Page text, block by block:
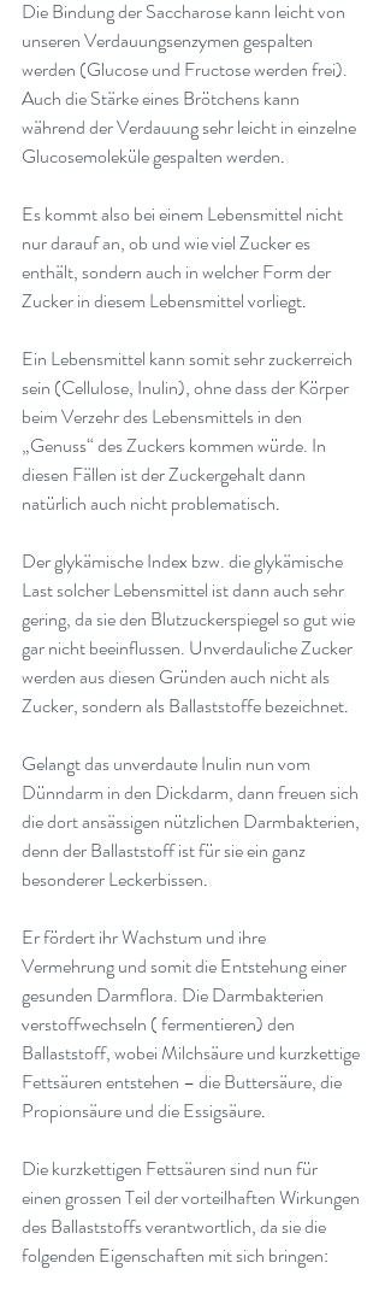
Die Bindung der Saccharose kann leicht von
unseren Verdauungsenzymen gespalten
werden (Glucose und Fructose werden frei).
Auch die Stärke eines Brötchens kann
während der Verdauung sehr leicht in einzelne
Glucosemoleküle gespalten werden.
Es kommt also bei einem Lebensmittel nicht
nur darauf an, ob und wie viel Zucker es
enthält, sondern auch in welcher Form der
Zucker in diesem Lebensmittel vorliegt.
Ein Lebensmittel kann somit sehr zuckerreich
sein (Cellulose, Inulin), ohne dass der Körper
beim Verzehr des Lebensmittels in den
„Genuss“ des Zuckers kommen würde. In
diesen Fällen ist der Zuckergehalt dann
natürlich auch nicht problematisch.
Der glykämische Index bzw. die glykämische
Last solcher Lebensmittel ist dann auch sehr
gering, da sie den Blutzuckerspiegel so gut wie
gar nicht beeinflussen. Unverdauliche Zucker
werden aus diesen Gründen auch nicht als
Zucker, sondern als Ballaststoffe bezeichnet.
Gelangt das unverdaute Inulin nun vom
Dünndarm in den Dickdarm, dann freuen sich
die dort ansässigen nützlichen Darmbakterien,
denn der Ballaststoff ist für sie ein ganz
besonderer Leckerbissen.
Er fördert ihr Wachstum und ihre
Vermehrung und somit die Entstehung einer
gesunden Darmflora. Die Darmbakterien
verstoffwechseln ( fermentieren) den
Ballaststoff, wobei Milchsäure und kurzkettige
Fettsäuren entstehen – die Buttersäure, die
Propionsäure und die Essigsäure.
Die kurzkettigen Fettsäuren sind nun für
einen grossen Teil der vorteilhaften Wirkungen
des Ballaststoffs verantwortlich, da sie die
folgenden Eigenschaften mit sich bringen: